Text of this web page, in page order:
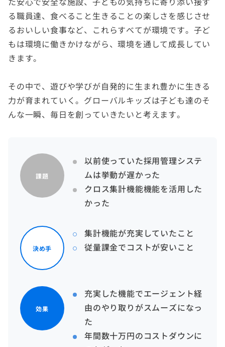
る職員達、食べること生きることの楽しさを感じさせ
るおいしい食事など、これらすべてが環境です。子ど
もは環境に働きかけながら、環境を通して成長してい
きます。
その中で、遊びや学びが自発的に生まれ豊かに生きる
力が育まれていく。グローバルキッズは子ども達のそ
んな一瞬、毎日を創っていきたいと考えます。
課題
以前使っていた採用管理システ
ムは挙動が遅かった
クロス集計機能機能を活用した
かった
決め手
集計機能が充実していたこと
従量課金でコストが安いこと
効果
充実した機能でエージェント経
由のやり取りがスムーズになっ
た
年間数十万円のコストダウンに